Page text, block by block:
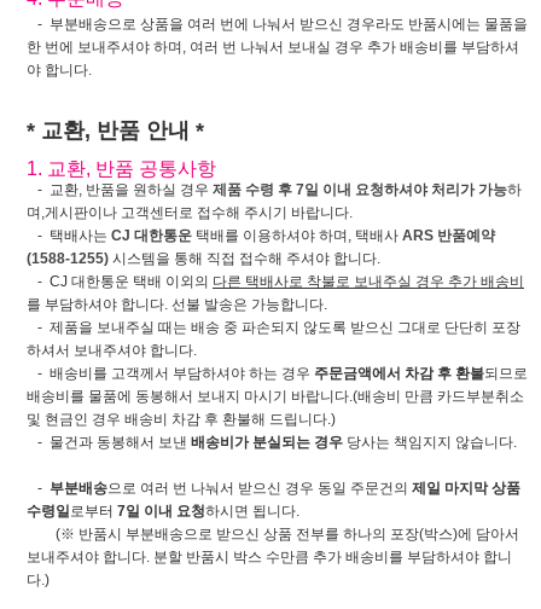
- 부분배송으로 상품을 여러 번에 나눠서 받으신 경우라도 반품시에는 물품을
한 번에 보내주셔야 하며, 여러 번 나눠서 보내실 경우 추가 배송비를 부담하셔
야 합니다.
* 교환, 반품 안내 *
1. 교환, 반품 공통사항
- 교환, 반품을 원하실 경우 제품 수령 후 7일 이내 요청하셔야 처리가 가능하
며,게시판이나 고객센터로 접수해 주시기 바랍니다.
- 택배사는 CJ 대한통운 택배를 이용하셔야 하며, 택배사 ARS 반품예약
(1588-1255) 시스템을 통해 직접 접수해 주셔야 합니다.
- CJ 대한통운 택배 이외의 다른 택배사로 착불로 보내주실 경우 추가 배송비
를 부담하셔야 합니다. 선불 발송은 가능합니다.
- 제품을 보내주실 때는 배송 중 파손되지 않도록 받으신 그대로 단단히 포장
하셔서 보내주셔야 합니다.
- 배송비를 고객께서 부담하셔야 하는 경우 주문금액에서 차감 후 환불되므로
배송비를 물품에 동봉해서 보내지 마시기 바랍니다.(배송비 만큼 카드부분취소
및 현금인 경우 배송비 차감 후 환불해 드립니다.)
- 물건과 동봉해서 보낸 배송비가 분실되는 경우 당사는 책임지지 않습니다.
- 부분배송으로 여러 번 나눠서 받으신 경우 동일 주문건의 제일 마지막 상품
수령일로부터 7일 이내 요청하시면 됩니다.
(※ 반품시 부분배송으로 받으신 상품 전부를 하나의 포장(박스)에 담아서
보내주셔야 합니다. 분할 반품시 박스 수만큼 추가 배송비를 부담하셔야 합니
다.)